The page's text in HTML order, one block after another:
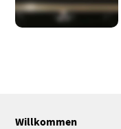
Willkommen